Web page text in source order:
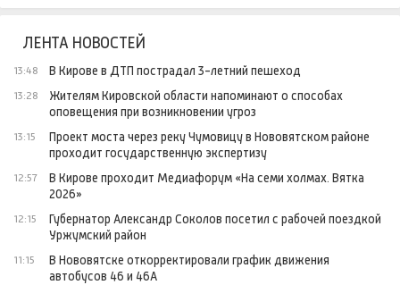
ЛЕНТА НОВОСТЕЙ
13:48 В Кирове в ДТП пострадал 3-летний пешеход
13:28
Жителям Кировской области напоминают о способах
оповещения при возникновении угроз
13:15
Проект моста через реку Чумовицу в Нововятском районе
проходит государственную экспертизу
12:57
В Кирове проходит Медиафорум «На семи холмах. Вятка
2026»
12:15
Губернатор Александр Соколов посетил с рабочей поездкой
Уржумский район
11:15
В Нововятске откорректировали график движения
автобусов 46 и 46А